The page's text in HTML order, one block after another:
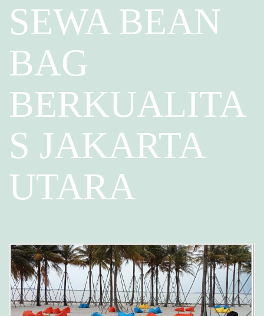
SEWA BEAN
BAG
BERKUALITA
S JAKARTA
UTARA